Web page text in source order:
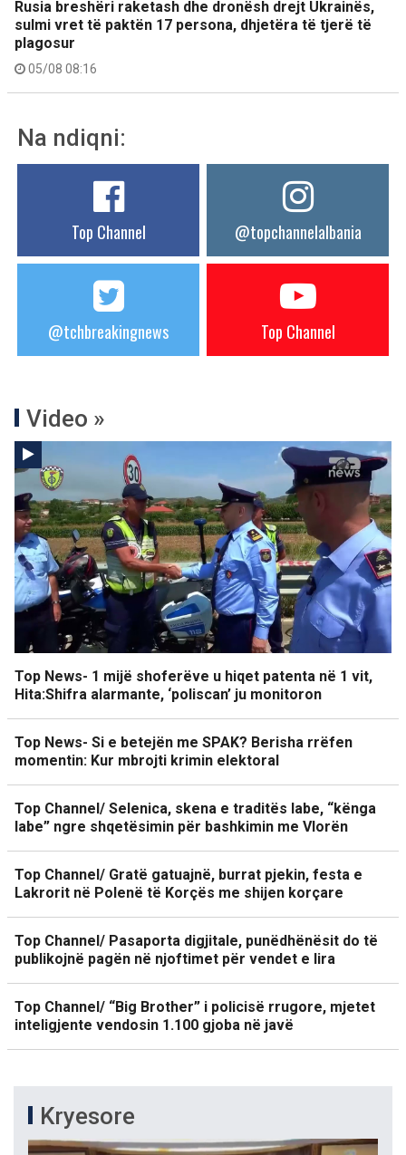
Rusia breshëri raketash dhe dronësh drejt Ukrainës,
sulmi vret të paktën 17 persona, dhjetëra të tjerë të
plagosur
05/08 08:16
Na ndiqni:
Top Channel @topchannelalbania
@tchbreakingnews Top Channel
Video »
Top News- 1 mijë shoferëve u hiqet patenta në 1 vit,
Hita:Shifra alarmante, ‘poliscan’ ju monitoron
Top News- Si e betejën me SPAK? Berisha rrëfen
momentin: Kur mbrojti krimin elektoral
Top Channel/ Selenica, skena e traditës labe, “kënga
labe” ngre shqetësimin për bashkimin me Vlorën
Top Channel/ Gratë gatuajnë, burrat pjekin, festa e
Lakrorit në Polenë të Korçës me shijen korçare
Top Channel/ Pasaporta digjitale, punëdhënësit do të
publikojnë pagën në njoftimet për vendet e lira
Top Channel/ “Big Brother” i policisë rrugore, mjetet
inteligjente vendosin 1.100 gjoba në javë
Kryesore